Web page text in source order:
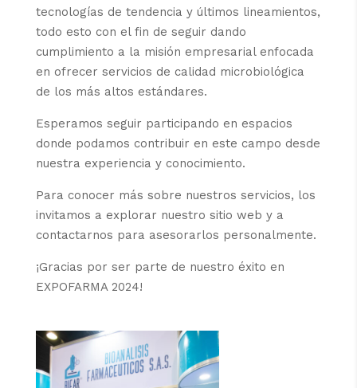
tecnologías de tendencia y últimos lineamientos,
todo esto con el fin de seguir dando
cumplimiento a la misión empresarial enfocada
en ofrecer servicios de calidad microbiológica
de los más altos estándares.
Esperamos seguir participando en espacios
donde podamos contribuir en este campo desde
nuestra experiencia y conocimiento.
Para conocer más sobre nuestros servicios, los
invitamos a explorar nuestro sitio web y a
contactarnos para asesorarlos personalmente.
¡Gracias por ser parte de nuestro éxito en
EXPOFARMA 2024!